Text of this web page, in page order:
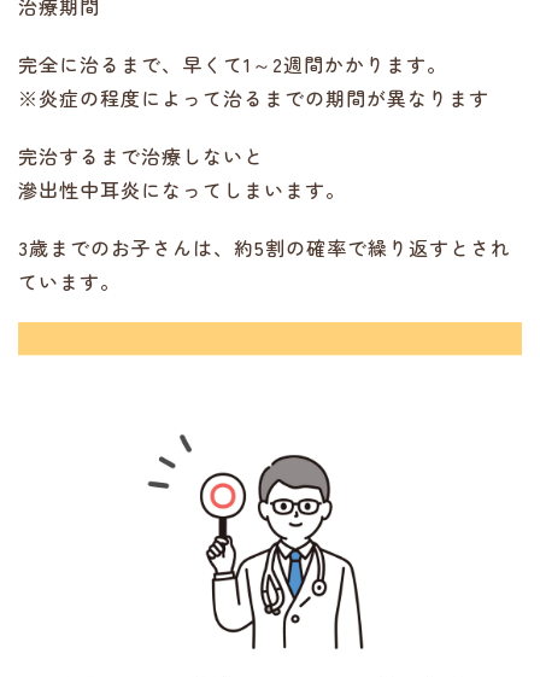
完全に治るまで、早くて1～2週間かかります。
※炎症の程度によって治るまでの期間が異なります
完治するまで治療しないと
滲出性中耳炎になってしまいます。
3歳までのお子さんは、約5割の確率で繰り返すとされ
ています。